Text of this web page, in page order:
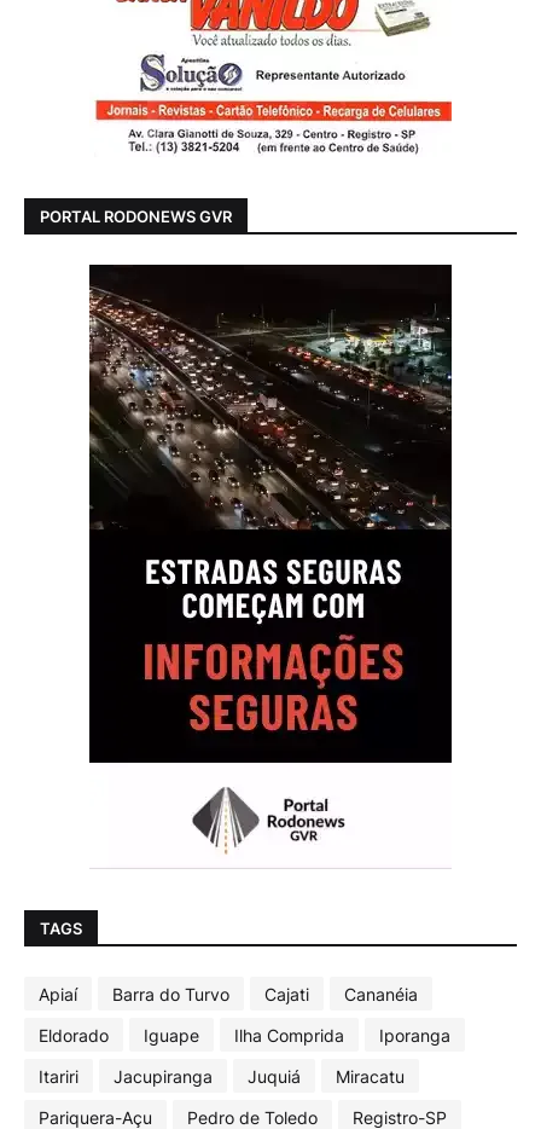
PORTAL RODONEWS GVR
TAGS
Apiaí Barra do Turvo Cajati
Cananéia
Eldorado
Iguape Ilha Comprida
Iporanga
Itariri
Jacupiranga Juquiá
Miracatu
Pariquera-Açu
Pedro de Toledo
Registro-SP